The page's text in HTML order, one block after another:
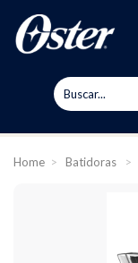
Home > Batidoras >